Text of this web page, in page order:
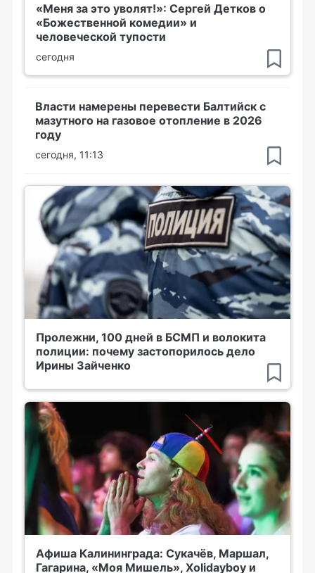
«Меня за это уволят!»: Сергей Детков о
«Божественной комедии» и
человеческой тупости
сегодня
Власти намерены перевести Балтийск с
мазутного на газовое отопление в 2026
году
сегодня, 11:13
Пролежни, 100 дней в БСМП и волокита
полиции: почему застопорилось дело
Ирины Зайченко
Афиша Калининграда: Сукачёв, Маршал,
Гагарина, «Моя Мишель», Xolidayboy и